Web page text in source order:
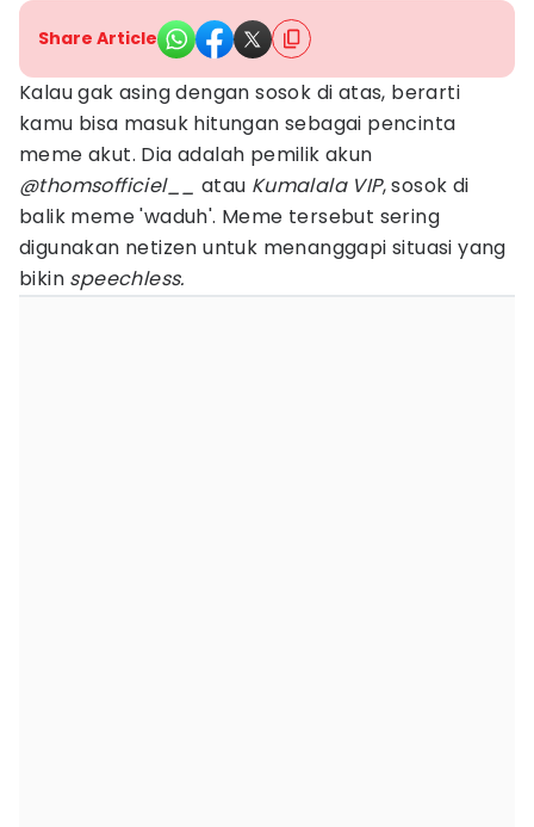
Share Article
Kalau gak asing dengan sosok di atas, berarti
kamu bisa masuk hitungan sebagai pencinta
meme akut. Dia adalah pemilik akun
@thomsofficiel__ atau Kumalala VIP, sosok di
balik meme 'waduh'. Meme tersebut sering
digunakan netizen untuk menanggapi situasi yang
bikin speechless.